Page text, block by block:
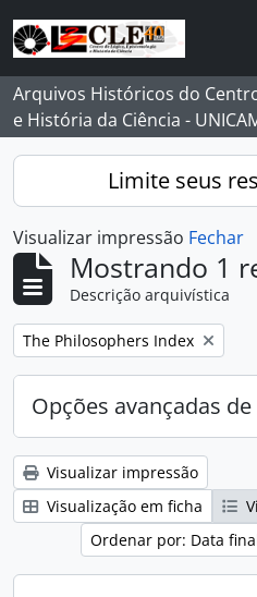
Skip to main content
Arquivos Históricos do
e História da Ciência -
Limite seus
Visualizar impressão Fechar
Mostrando 1
Descrição arquivística
Remover filtro:
The Philosophers Index
Opções avançadas
Visualizar impressão
Visualização em ficha
Ordenar por: Data